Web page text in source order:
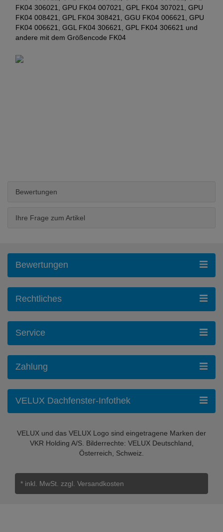
FK04 306021, GPU FK04 007021, GPL FK04 307021, GPU
FK04 008421, GPL FK04 308421, GGU FK04 006621, GPU
FK04 006621, GGL FK04 306621, GPL FK04 306621 und
andere mit dem Größencode FK04
Bewertungen
Ihre Frage zum Artikel
Bewertungen
Rechtliches
Service
Zahlung
VELUX Dachfenster-Infothek
VELUX und das VELUX Logo sind eingetragene Marken der
VKR Holding A/S. Bilderrechte: VELUX Deutschland,
Österreich, Schweiz.
* inkl. MwSt. zzgl. Versandkosten